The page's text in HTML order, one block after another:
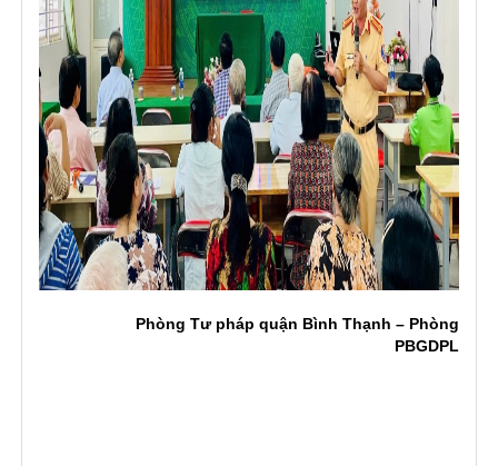
Phòng Tư pháp quận Bình Thạnh – Phòng
PBGDPL